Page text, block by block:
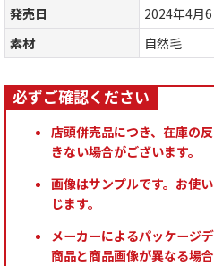
発売日
2024年4月6
素材
自然毛
店頭併売品につき、在庫の
きない場合がございます。
画像はサンプルです。お使
じます。
メーカーによるパッケージ
商品と商品画像が異なる場合